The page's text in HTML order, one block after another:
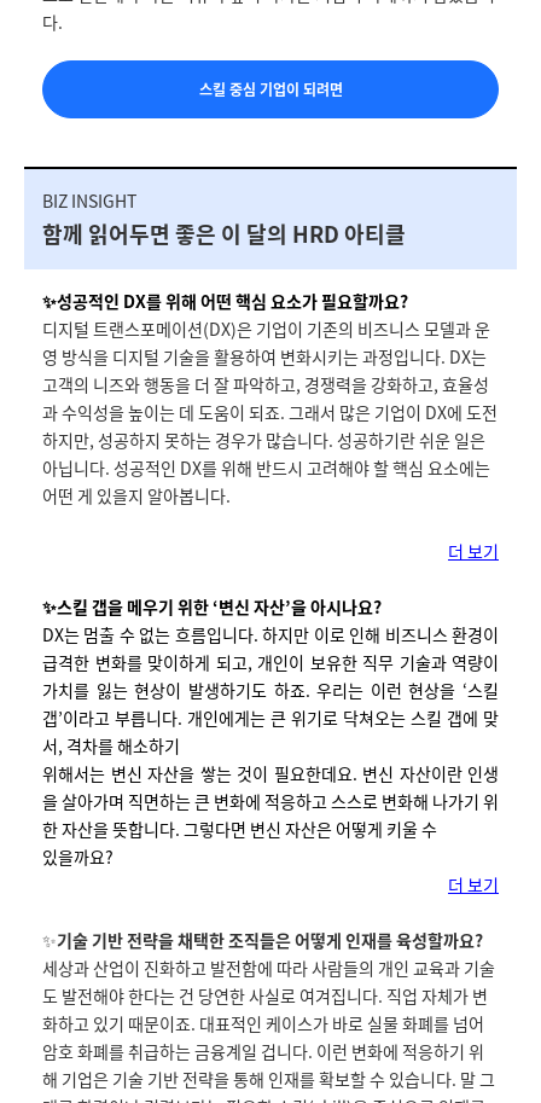
다.
스킬 중심 기업이 되려면
BIZ INSIGHT
함께 읽어두면 좋은 이 달의 HRD 아티클
✨성공적인 DX를 위해 어떤 핵심 요소가 필요할까요?
디지털 트랜스포메이션(DX)은 기업이 기존의 비즈니스 모델과 운
영 방식을 디지털 기술을 활용하여 변화시키는 과정입니다. DX는
고객의 니즈와 행동을 더 잘 파악하고, 경쟁력을 강화하고, 효율성
과 수익성을 높이는 데 도움이 되죠. 그래서 많은 기업이 DX에 도전
하지만, 성공하지 못하는 경우가 많습니다. 성공하기란 쉬운 일은
아닙니다. 성공적인 DX를 위해 반드시 고려해야 할 핵심 요소에는
어떤 게 있을지 알아봅니다.
더 보기
✨스킬 갭을 메우기 위한 ‘변신 자산’을 아시나요?
DX는 멈출 수 없는 흐름입니다. 하지만 이로 인해 비즈니스 환경이
급격한 변화를 맞이하게 되고, 개인이 보유한 직무 기술과 역량이
가치를 잃는 현상이 발생하기도 하죠. 우리는 이런 현상을 ‘스킬
갭’이라고 부릅니다. 개인에게는 큰 위기로 닥쳐오는 스킬 갭에 맞
서, 격차를 해소하기
위해서는 변신 자산을 쌓는 것이 필요한데요. 변신 자산이란 인생
을 살아가며 직면하는 큰 변화에 적응하고 스스로 변화해 나가기 위
한 자산을 뜻합니다. 그렇다면 변신 자산은 어떻게 키울 수
있을까요?
더 보기
✨기술 기반 전략을 채택한 조직들은 어떻게 인재를 육성할까요?
세상과 산업이 진화하고 발전함에 따라 사람들의 개인 교육과 기술
도 발전해야 한다는 건 당연한 사실로 여겨집니다. 직업 자체가 변
화하고 있기 때문이죠. 대표적인 케이스가 바로 실물 화폐를 넘어
암호 화폐를 취급하는 금융계일 겁니다. 이런 변화에 적응하기 위
해 기업은 기술 기반 전략을 통해 인재를 확보할 수 있습니다. 말 그